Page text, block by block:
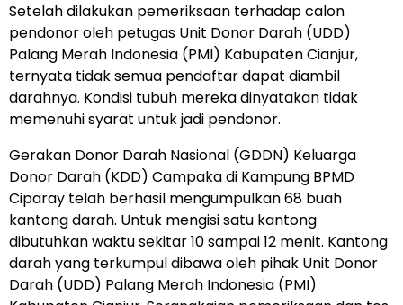
Setelah dilakukan pemeriksaan terhadap calon
pendonor oleh petugas Unit Donor Darah (UDD)
Palang Merah Indonesia (PMI) Kabupaten Cianjur,
ternyata tidak semua pendaftar dapat diambil
darahnya. Kondisi tubuh mereka dinyatakan tidak
memenuhi syarat untuk jadi pendonor.
Gerakan Donor Darah Nasional (GDDN) Keluarga
Donor Darah (KDD) Campaka di Kampung BPMD
Ciparay telah berhasil mengumpulkan 68 buah
kantong darah. Untuk mengisi satu kantong
dibutuhkan waktu sekitar 10 sampai 12 menit. Kantong
darah yang terkumpul dibawa oleh pihak Unit Donor
Darah (UDD) Palang Merah Indonesia (PMI)